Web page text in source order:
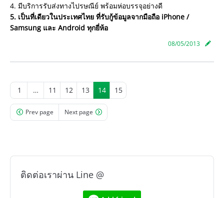
4. มีบริการรับส่งทางไปรษณีย์ พร้อมห่อบรรจุอย่างดี
5. เป็นที่เดียวในประเทศไทย ที่รับกู้ข้อมูลจากมือถือ iPhone /
Samsung และ Android ทุกยี่ห้อ
08/05/2013
1 … 11 12 13 14 15
Prev page Next page
ติดต่อเราผ่าน Line @